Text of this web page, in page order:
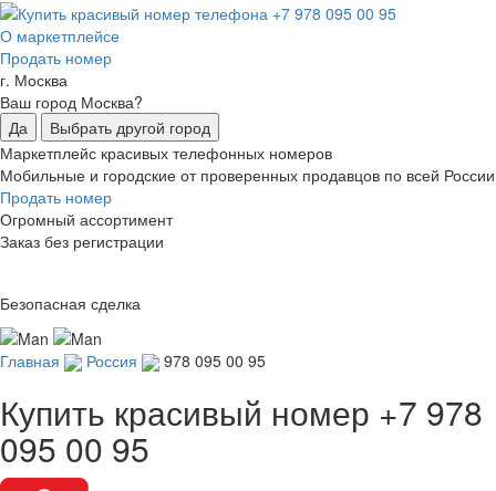
О маркетплейсе
Продать номер
г. Москва
Ваш город Москва?
Да
Выбрать другой город
Маркетплейс красивых телефонных номеров
Мобильные и городские от проверенных продавцов по всей России
Продать номер
Огромный ассортимент
Заказ без регистрации
Безопасная сделка
Главная Россия 978 095 00 95
Купить красивый номер +7 978
095 00 95